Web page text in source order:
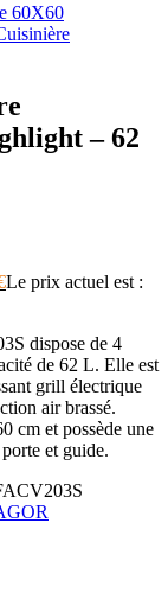
60X60
– 62
Le prix actuel est :
dispose de 4
de 62 L. Elle est
grill électrique
air brassé.
cm et possède une
et guide.